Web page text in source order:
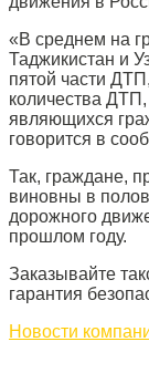
«В среднем на
Таджикистан и
пятой части
количества
являющихся
говорится в
Так, граждане,
виновны в
дорожного
прошлом году.
Заказывайте
гарантия
Новости